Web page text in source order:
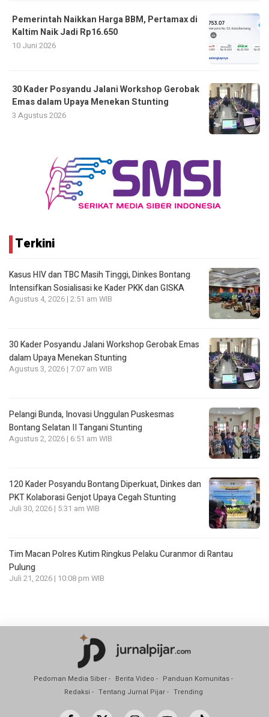
Pemerintah Naikkan Harga BBM, Pertamax di
Kaltim Naik Jadi Rp16.650
10 Juni 2026
30 Kader Posyandu Jalani Workshop Gerobak
Emas dalam Upaya Menekan Stunting
3 Agustus 2026
Terkini
Kasus HIV dan TBC Masih Tinggi, Dinkes Bontang
Intensifkan Sosialisasi ke Kader PKK dan GISKA
Agustus 4, 2026 | 2:51 am WIB
30 Kader Posyandu Jalani Workshop Gerobak Emas
dalam Upaya Menekan Stunting
Agustus 3, 2026 | 7:07 am WIB
Pelangi Bunda, Inovasi Unggulan Puskesmas
Bontang Selatan II Tangani Stunting
Agustus 2, 2026 | 6:51 am WIB
120 Kader Posyandu Bontang Diperkuat, Dinkes dan
PKT Kolaborasi Genjot Upaya Cegah Stunting
Juli 30, 2026 | 5:31 am WIB
Tim Macan Polres Kutim Ringkus Pelaku Curanmor di Rantau
Pulung
Juli 21, 2026 | 10:08 pm WIB
Pedoman Media Siber Berita Video
Panduan Komunitas
Redaksi
Tentang Jurnal Pijar Trending